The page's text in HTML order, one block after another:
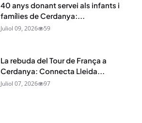
40 anys donant servei als infants i
famílies de Cerdanya:...
Juliol 09, 2026 59
La rebuda del Tour de França a
Cerdanya: Connecta Lleida...
Juliol 07, 2026 97